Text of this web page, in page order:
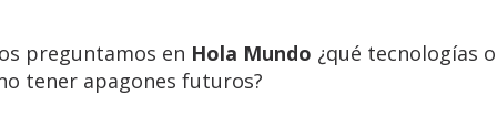
preguntamos en Hola Mundo ¿qué tecnologías o
tener apagones futuros?